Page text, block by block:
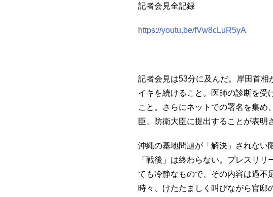
記者会見全記録
https://youtu.be/fVw8cLuR5yA
記者会見は53分に及んだ。岸田首相
イキを続けること。医師の診断を受
こと。さらにネットでの署名を集め
臣、防衛大臣に提出することが表明
沖縄の基地問題が「解決」されない
「戦後」は終わらない。プレスリ
ても冷静なもので、その内容は過不
時々、けたたましく叫びながら官邸